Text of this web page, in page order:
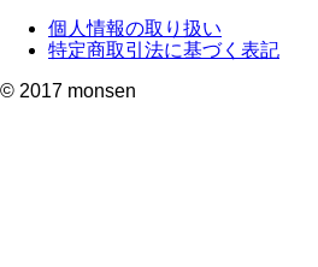
個人情報の取り扱い
特定商取引法に基づく表記
© 2017 monsen